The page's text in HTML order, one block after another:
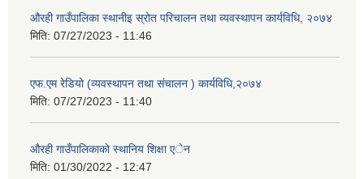
औरही गाउँपालिका स्थानीइ स्रोत परिचालन तथा व्यवस्थापन कार्यविधि, २०७४
मिति: 07/27/2023 - 11:46
एफ.एम रेडियो (व्यवस्थापन तथा संचालन ) कार्यविधि,२०७४
मिति: 07/27/2023 - 11:40
औरही गाउँपालिकाकाे स्थानिय शिक्षा एेन
मिति: 01/30/2022 - 12:47